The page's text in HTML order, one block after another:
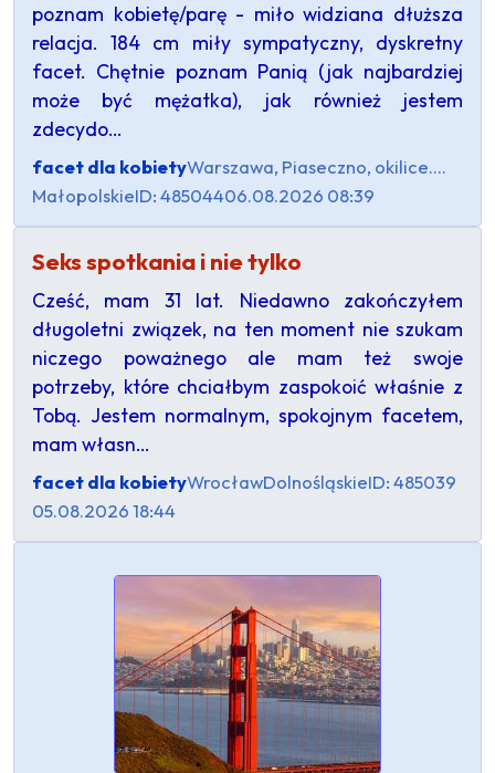
poznam kobietę/parę - miło widziana dłuższa
relacja. 184 cm miły sympatyczny, dyskretny
facet. Chętnie poznam Panią (jak najbardziej
może być mężatka), jak również jestem
zdecydo…
facet dla kobietyWarszawa, Piaseczno, okilice....
MałopolskieID: 48504406.08.2026 08:39
Seks spotkania i nie tylko
Cześć, mam 31 lat. Niedawno zakończyłem
długoletni związek, na ten moment nie szukam
niczego poważnego ale mam też swoje
potrzeby, które chciałbym zaspokoić właśnie z
Tobą. Jestem normalnym, spokojnym facetem,
mam własn…
facet dla kobietyWrocławDolnośląskieID: 485039
05.08.2026 18:44